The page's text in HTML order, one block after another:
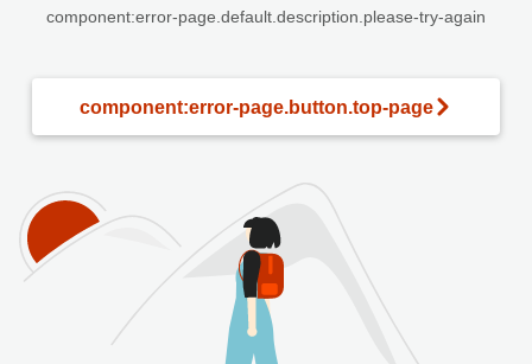
component:error-page.default.description.please-try-again
component:error-page.button.top-page